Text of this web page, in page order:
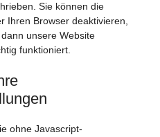
Sie können die
Ihren Browser deaktivieren,
unsere Website
funktioniert.
ohne Javascript-